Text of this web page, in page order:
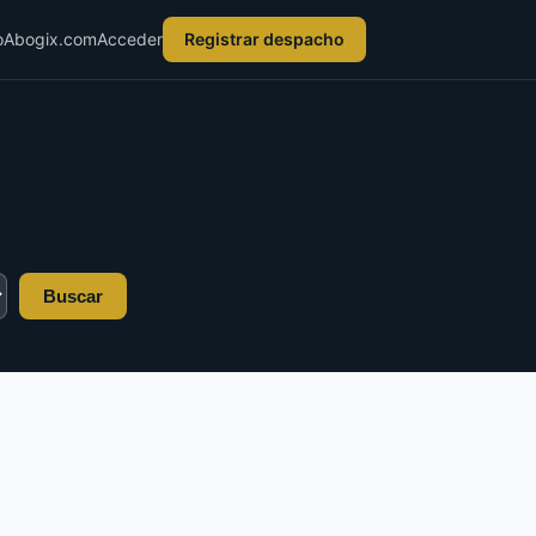
Abogix.comAcceder Registrar despacho
Buscar